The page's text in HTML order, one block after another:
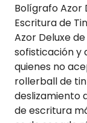
Bolígrafo Azor
Escritura de
Azor Deluxe
sofisticación y
quienes no
rollerball de
deslizamiento
de escritura